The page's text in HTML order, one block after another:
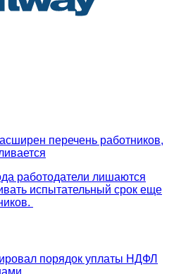
перечень работников,
работодатели лишаются
испытательный срок еще
порядок уплаты НДФЛ